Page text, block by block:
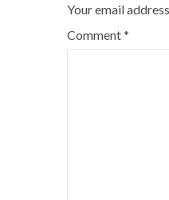
Your email
Comment*